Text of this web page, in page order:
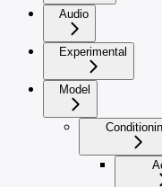
Audio
Experimental
Model